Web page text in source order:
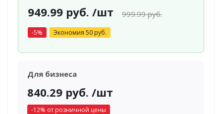
949.99руб. /шт 999.99руб.
-5% Экономия 50руб.
Для бизнеса
840.29 руб. /шт
-12% от розничной цены